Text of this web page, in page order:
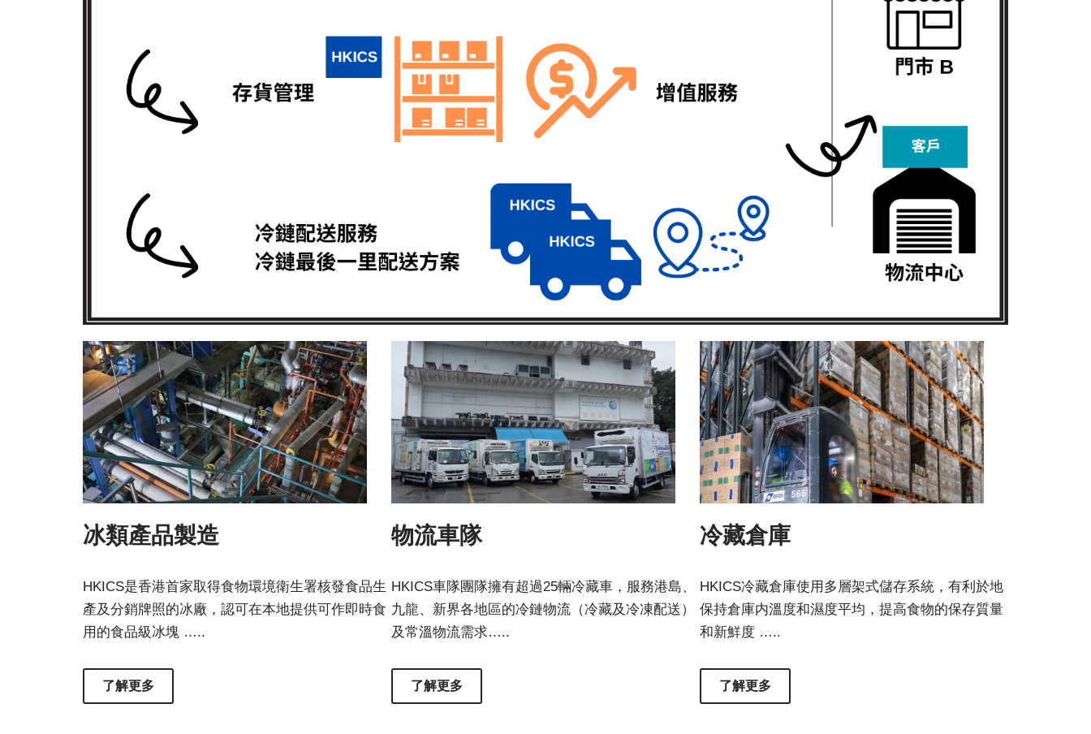
冰類產品製造
HKICS是香港首家取得食物環境衛生署核發食品生
產及分銷牌照的冰廠，認可在本地提供可作即時食
用的食品級冰塊 …..
了解更多
物流車隊
HKICS車隊團隊擁有超過25輛冷藏車，服務港島、
九龍、新界各地區的冷鏈物流（冷藏及冷凍配送）
及常溫物流需求…..
了解更多
冷藏倉庫
HKICS冷藏倉庫使用多層架式儲存系統，有利於地
保持倉庫内溫度和濕度平均，提高食物的保存質量
和新鮮度 …..
了解更多